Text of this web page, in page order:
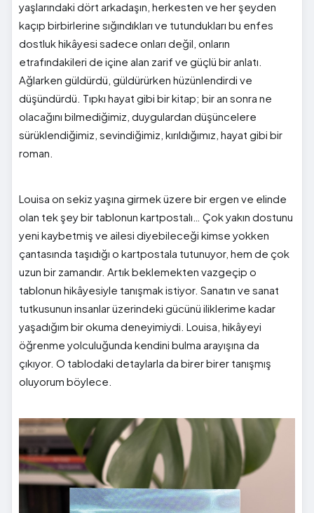
yaşlarındaki dört arkadaşın, herkesten ve her şeyden
kaçıp birbirlerine sığındıkları ve tutundukları bu enfes
dostluk hikâyesi sadece onları değil, onların
etrafındakileri de içine alan zarif ve güçlü bir anlatı.
Ağlarken güldürdü, güldürürken hüzünlendirdi ve
düşündürdü. Tıpkı hayat gibi bir kitap; bir an sonra ne
olacağını bilmediğimiz, duygulardan düşüncelere
sürüklendiğimiz, sevindiğimiz, kırıldığımız, hayat gibi bir
roman.
Louisa on sekiz yaşına girmek üzere bir ergen ve elinde
olan tek şey bir tablonun kartpostalı… Çok yakın dostunu
yeni kaybetmiş ve ailesi diyebileceği kimse yokken
çantasında taşıdığı o kartpostala tutunuyor, hem de çok
uzun bir zamandır. Artık beklemekten vazgeçip o
tablonun hikâyesiyle tanışmak istiyor. Sanatın ve sanat
tutkusunun insanlar üzerindeki gücünü iliklerime kadar
yaşadığım bir okuma deneyimiydi. Louisa, hikâyeyi
öğrenme yolculuğunda kendini bulma arayışına da
çıkıyor. O tablodaki detaylarla da birer birer tanışmış
oluyorum böylece.